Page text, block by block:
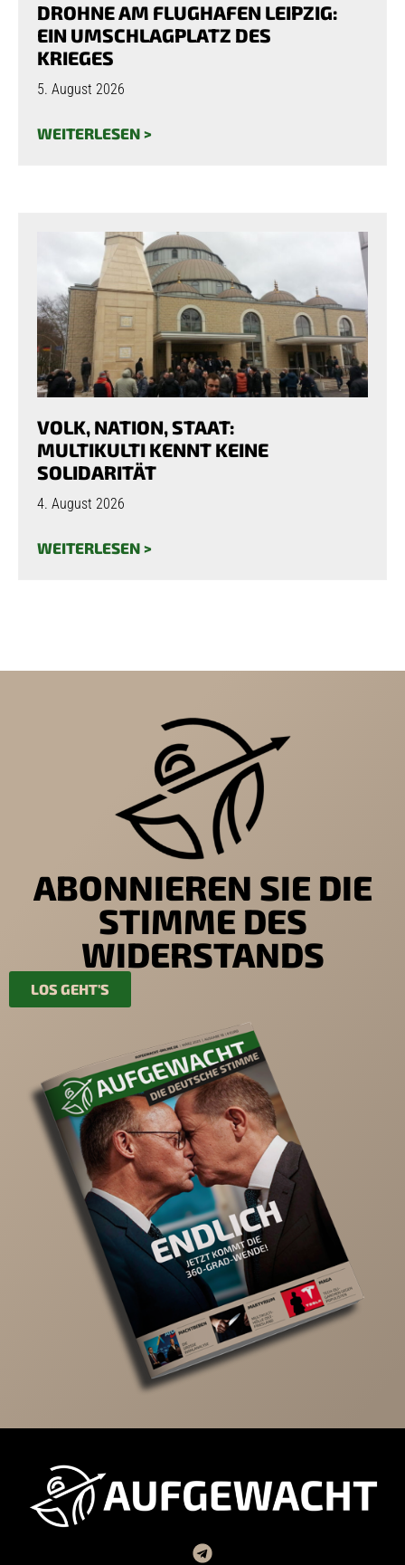
DROHNE AM FLUGHAFEN LEIPZIG:
EIN UMSCHLAGPLATZ DES
KRIEGES
5. August 2026
WEITERLESEN >
VOLK, NATION, STAAT:
MULTIKULTI KENNT KEINE
SOLIDARITÄT
4. August 2026
WEITERLESEN >
ABONNIEREN SIE DIE
STIMME DES
WIDERSTANDS
LOS GEHT'S